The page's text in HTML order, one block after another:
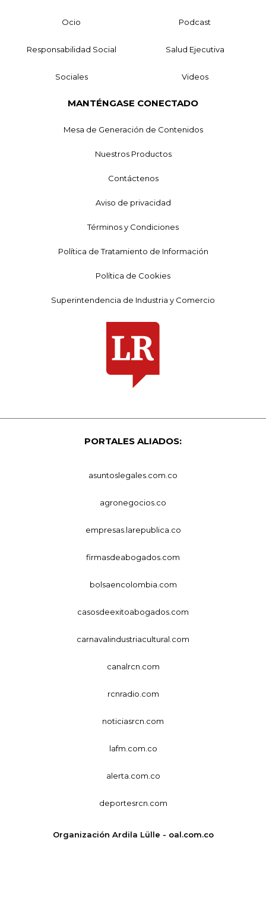
Ocio Podcast
Responsabilidad Social Salud Ejecutiva
Sociales Videos
MANTÉNGASE CONECTADO
Mesa de Generación de Contenidos
Nuestros Productos
Contáctenos
Aviso de privacidad
Términos y Condiciones
Política de Tratamiento de Información
Política de Cookies
Superintendencia de Industria y Comercio
PORTALES ALIADOS:
asuntoslegales.com.co
agronegocios.co
empresas.larepublica.co
firmasdeabogados.com
bolsaencolombia.com
casosdeexitoabogados.com
carnavalindustriacultural.com
canalrcn.com
rcnradio.com
noticiasrcn.com
lafm.com.co
alerta.com.co
deportesrcn.com
Organización Ardila Lülle - oal.com.co